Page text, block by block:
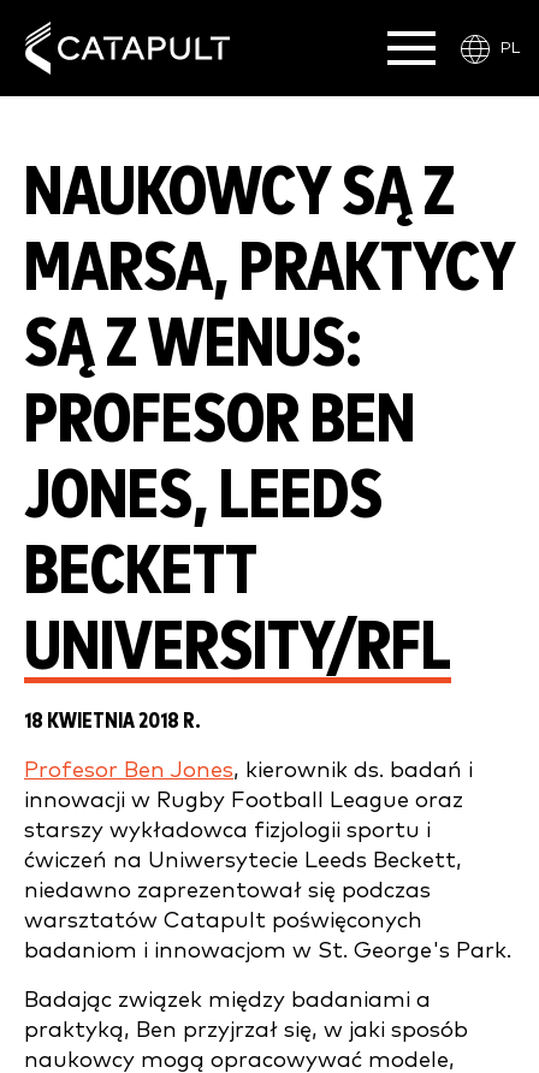
PL
NAUKOWCY SĄ Z
MARSA, PRAKTYCY
SĄ Z WENUS:
PROFESOR BEN
JONES, LEEDS
BECKETT
UNIVERSITY/RFL
18 KWIETNIA 2018 R.
Profesor Ben Jones, kierownik ds. badań i
innowacji w Rugby Football League oraz
starszy wykładowca fizjologii sportu i
ćwiczeń na Uniwersytecie Leeds Beckett,
niedawno zaprezentował się podczas
warsztatów Catapult poświęconych
badaniom i innowacjom w St. George's Park.
Badając związek między badaniami a
praktyką, Ben przyjrzał się, w jaki sposób
naukowcy mogą opracowywać modele,